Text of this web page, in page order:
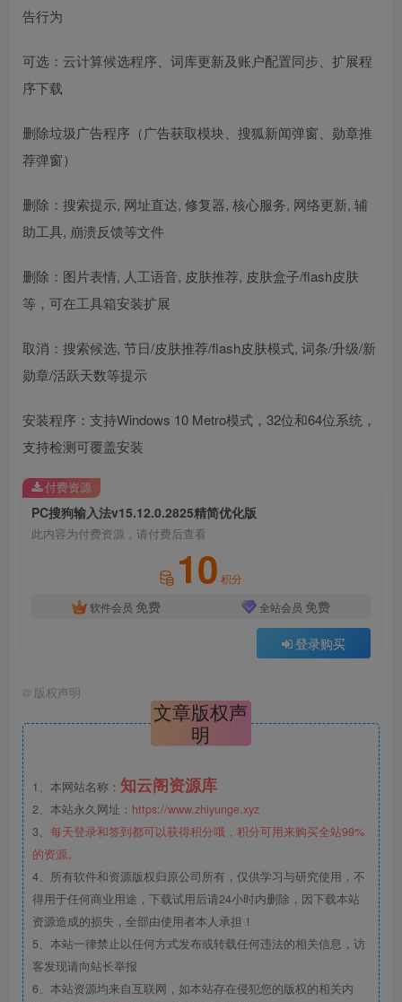
告行为
可选：云计算候选程序、词库更新及账户配置同步、扩展程
序下载
删除垃圾广告程序（广告获取模块、搜狐新闻弹窗、勋章推
荐弹窗）
删除：搜索提示, 网址直达, 修复器, 核心服务, 网络更新, 辅
助工具, 崩溃反馈等文件
删除：图片表情, 人工语音, 皮肤推荐, 皮肤盒子/flash皮肤
等，可在工具箱安装扩展
取消：搜索候选, 节日/皮肤推荐/flash皮肤模式, 词条/升级/新
勋章/活跃天数等提示
安装程序：支持Windows 10 Metro模式，32位和64位系统，
支持检测可覆盖安装
PC搜狗输入法v15.12.0.2825精简优化版
此内容为付费资源，请付费后查看
10 积分
软件会员 免费 全站会员 免费
登录购买
付费资源
© 版权声明
文章版权声
明
1、本网站名称： 知云阁资源库
2、本站永久网址： https://www.zhiyunge.xyz
3、 每天登录和签到都可以获得积分哦，积分可用来购买全站99%
的资源。
4、所有软件和资源版权归原公司所有，仅供学习与研究使用，不
得用于任何商业用途，下载试用后请24小时内删除，因下载本站
资源造成的损失，全部由使用者本人承担！
5、本站一律禁止以任何方式发布或转载任何违法的相关信息，访
客发现请向站长举报
6、本站资源均来自互联网，如本站存在侵犯您的版权的相关内